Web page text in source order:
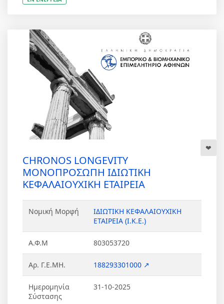
CHRONOS LONGEVITY
ΜΟΝΟΠΡΟΣΩΠΗ ΙΔΙΩΤΙΚΗ
ΚΕΦΑΛΑΙΟΥΧΙΚΗ ΕΤΑΙΡΕΙΑ
Νομική Μορφή
ΙΔΙΩΤΙΚΗ ΚΕΦΑΛΑΙΟΥΧΙΚΗ
ΕΤΑΙΡΕΙΑ (Ι.Κ.Ε.)
Α.Φ.Μ 803053720
Αρ. Γ.Ε.ΜΗ. 188293301000 ↗
Ημερομηνία
Σύστασης
31-10-2025